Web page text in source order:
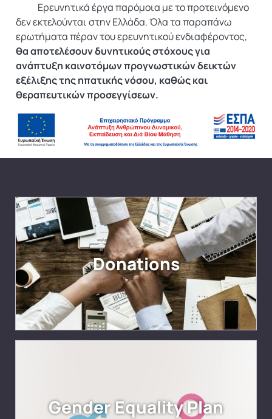
Ερευνητικά έργα παρόμοια με το προτεινόμενο
δεν εκτελούνται στην Ελλάδα. Όλα τα παραπάνω
ερωτήματα πέραν του ερευνητικού ενδιαφέροντος,
θα αποτελέσουν δυνητικούς στόχους για
ανάπτυξη καινοτόμων προγνωστικών δεικτών
εξέλιξης της ηπατικής νόσου, καθώς και
θεραπευτικών προσεγγίσεων.
Donations
Gender Equality Plan